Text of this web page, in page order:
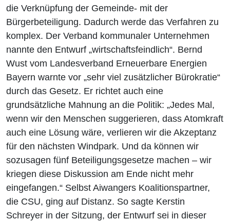
die Verknüpfung der Gemeinde- mit der
Bürgerbeteiligung. Dadurch werde das Verfahren zu
komplex. Der Verband kommunaler Unternehmen
nannte den Entwurf „wirtschaftsfeindlich“. Bernd
Wust vom Landesverband Erneuerbare Energien
Bayern warnte vor „sehr viel zusätzlicher Bürokratie“
durch das Gesetz. Er richtet auch eine
grundsätzliche Mahnung an die Politik: „Jedes Mal,
wenn wir den Menschen suggerieren, dass Atomkraft
auch eine Lösung wäre, verlieren wir die Akzeptanz
für den nächsten Windpark. Und da können wir
sozusagen fünf Beteiligungsgesetze machen – wir
kriegen diese Diskussion am Ende nicht mehr
eingefangen.“ Selbst Aiwangers Koalitionspartner,
die CSU, ging auf Distanz. So sagte Kerstin
Schreyer in der Sitzung, der Entwurf sei in dieser